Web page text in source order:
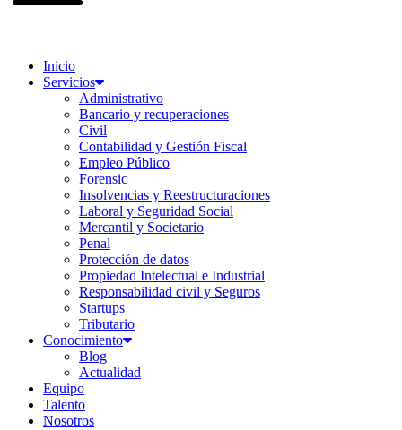
Inicio
Servicios
Administrativo
Bancario y recuperaciones
Civil
Contabilidad y Gestión Fiscal
Empleo Público
Forensic
Insolvencias y Reestructuraciones
Laboral y Seguridad Social
Mercantil y Societario
Penal
Protección de datos
Propiedad Intelectual e Industrial
Responsabilidad civil y Seguros
Startups
Tributario
Conocimiento
Blog
Actualidad
Equipo
Talento
Nosotros